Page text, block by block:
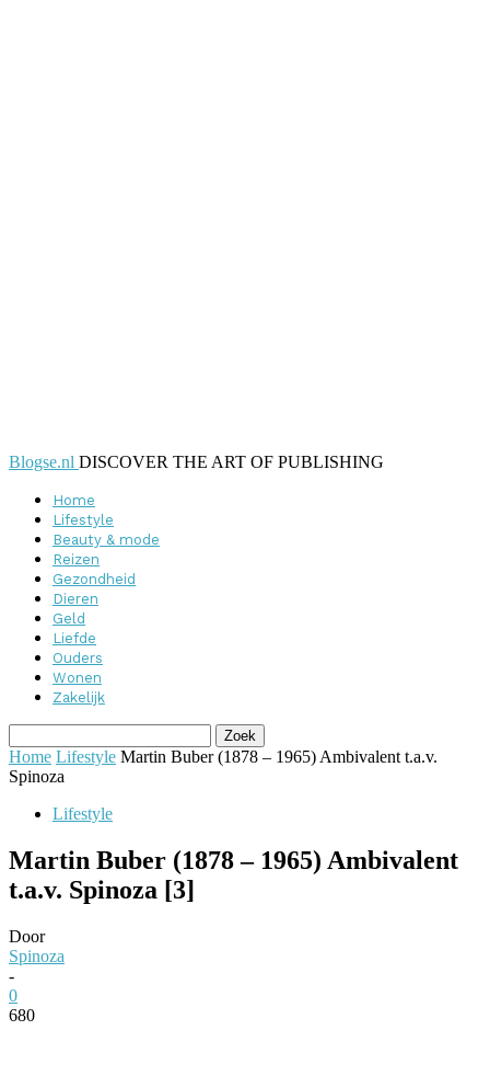
Blogse.nl DISCOVER THE ART OF PUBLISHING
Home
Lifestyle
Beauty & mode
Reizen
Gezondheid
Dieren
Geld
Liefde
Ouders
Wonen
Zakelijk
Home Lifestyle Martin Buber (1878 – 1965) Ambivalent t.a.v.
Spinoza
Lifestyle
Martin Buber (1878 – 1965) Ambivalent
t.a.v. Spinoza [3]
Door
Spinoza
-
0
680